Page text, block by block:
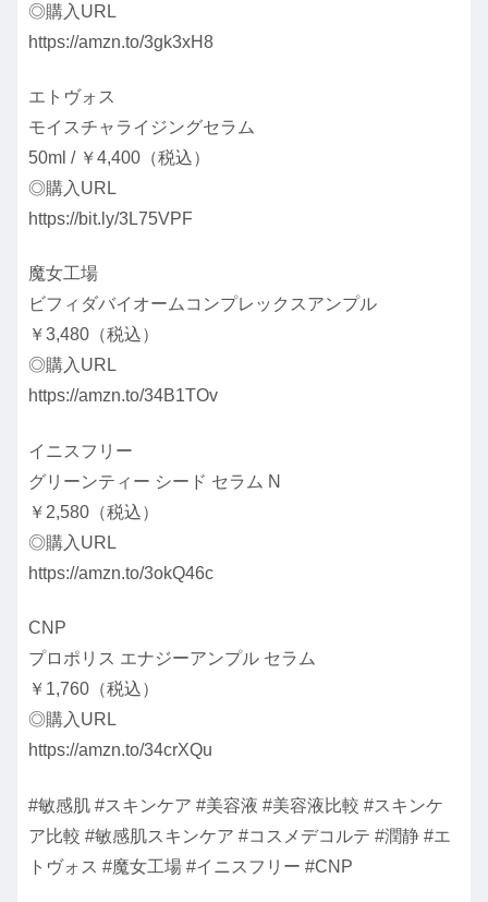
◎購入URL
https://amzn.to/3gk3xH8
エトヴォス
モイスチャライジングセラム
50ml / ￥4,400（税込）
◎購入URL
https://bit.ly/3L75VPF
魔女工場
ビフィダバイオームコンプレックスアンプル
￥3,480（税込）
◎購入URL
https://amzn.to/34B1TOv
イニスフリー
グリーンティー シード セラム N
￥2,580（税込）
◎購入URL
https://amzn.to/3okQ46c
CNP
プロポリス エナジーアンプル セラム
￥1,760（税込）
◎購入URL
https://amzn.to/34crXQu
#敏感肌 #スキンケア #美容液 #美容液比較 #スキンケ
ア比較 #敏感肌スキンケア #コスメデコルテ #潤静 #エ
トヴォス #魔女工場 #イニスフリー #CNP